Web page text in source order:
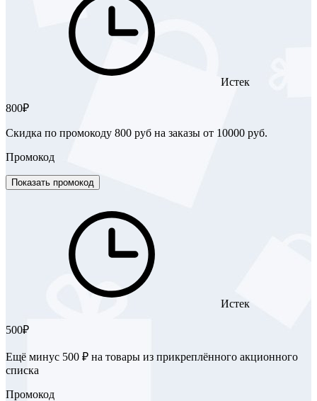
Истек
800₽
Скидка по промокоду 800 руб на заказы от 10000 руб.
Промокод
Показать промокод
Истек
500₽
Ещё минус 500 ₽ на товары из прикреплённого акционного
списка
Промокод